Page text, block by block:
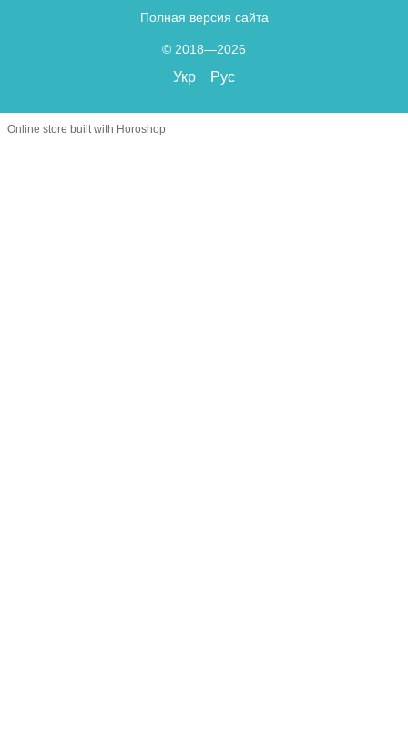
Полная версия сайта
© 2018—2026
Укр Рус
Online store built with Horoshop